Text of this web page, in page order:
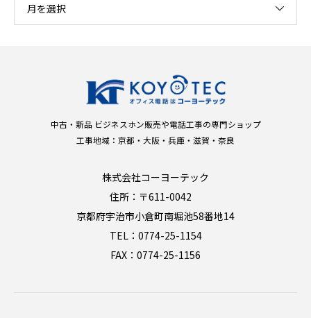
月を選択
中古・新品 ビジネスホン販売や電話工事の専門ショップ
工事地域：京都・大阪・兵庫・滋賀・奈良
株式会社コーヨーテック
住所：〒611-0042
京都府宇治市小倉町南堀池58番地14
TEL：0774-25-1154
FAX：0774-25-1156